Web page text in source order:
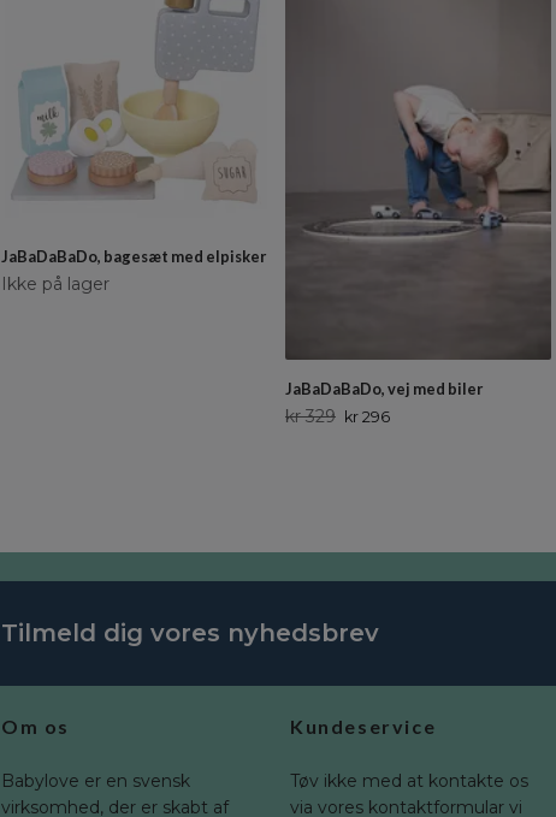
JaBaDaBaDo, bagesæt med elpisker
Ikke på lager
JaBaDaBaDo, vej med biler
kr 329 kr 296
Tilmeld dig vores nyhedsbrev
Om os
Babylove er en svensk
virksomhed, der er skabt af
Kundeservice
Tøv ikke med at kontakte os
via vores kontaktformular vi